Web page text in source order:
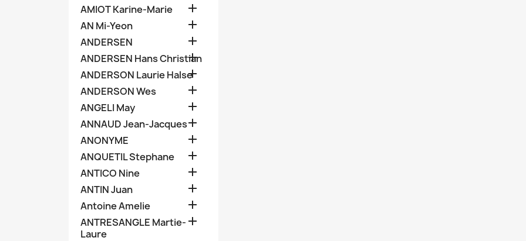
AMIOT Karine-Marie 
AN Mi-Yeon 
ANDERSEN 
ANDERSEN Hans Christian

ANDERSON Laurie Halse

ANDERSON Wes 
ANGELI May 
ANNAUD Jean-Jacques
ANONYME 
ANQUETIL Stephane 
ANTICO Nine 
ANTIN Juan 
Antoine Amelie 
ANTRESANGLE Martie-
Laure
